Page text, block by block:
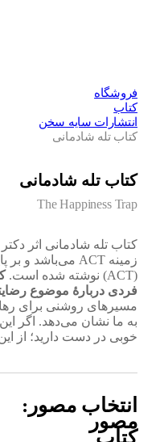
فروشگاه
کتاب
انتشارات سایه سخن
کتاب تله شادمانی
کتاب تله شادمانی
The Happiness Trap
کتاب تله شادمانی اثر
زمینه ACT می‌باشد
و بر پایۀ
فردی دربارۀ موضوع
مسیرهای روشنی برای رهایی
به ما نشان می‌دهد.اگر این
خوبی در دست دارید؛ از این
انتخاب مصور:
مصور
کتاب